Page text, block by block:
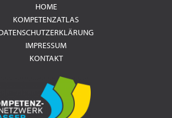
HOME
KOMPETENZATLAS
IMPRESSUM
KONTAKT